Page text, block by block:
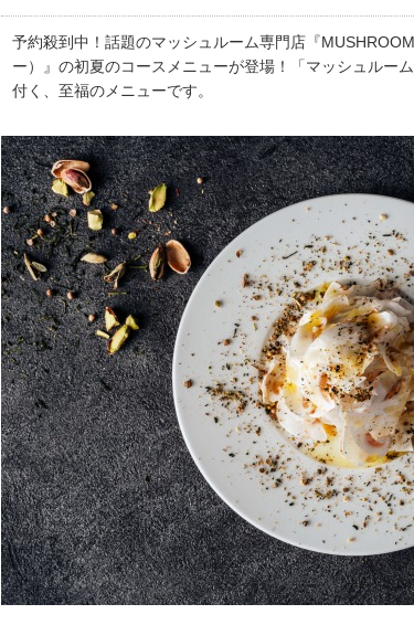
予約殺到中！話題のマッシュルーム専門店『
ー）』の初夏のコースメニューが登場！「マッシュルー
付く、至福のメニューです。